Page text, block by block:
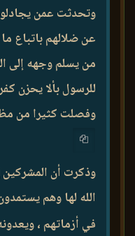
وتحدثت عمن
عن ضلالهم باتباع
من يسلم وجهه إلى
للرسول بألا يحزن
وفصلت كثيرا من
وذكرت أن المشركين
الله لها وهم
في أزماتهم ،